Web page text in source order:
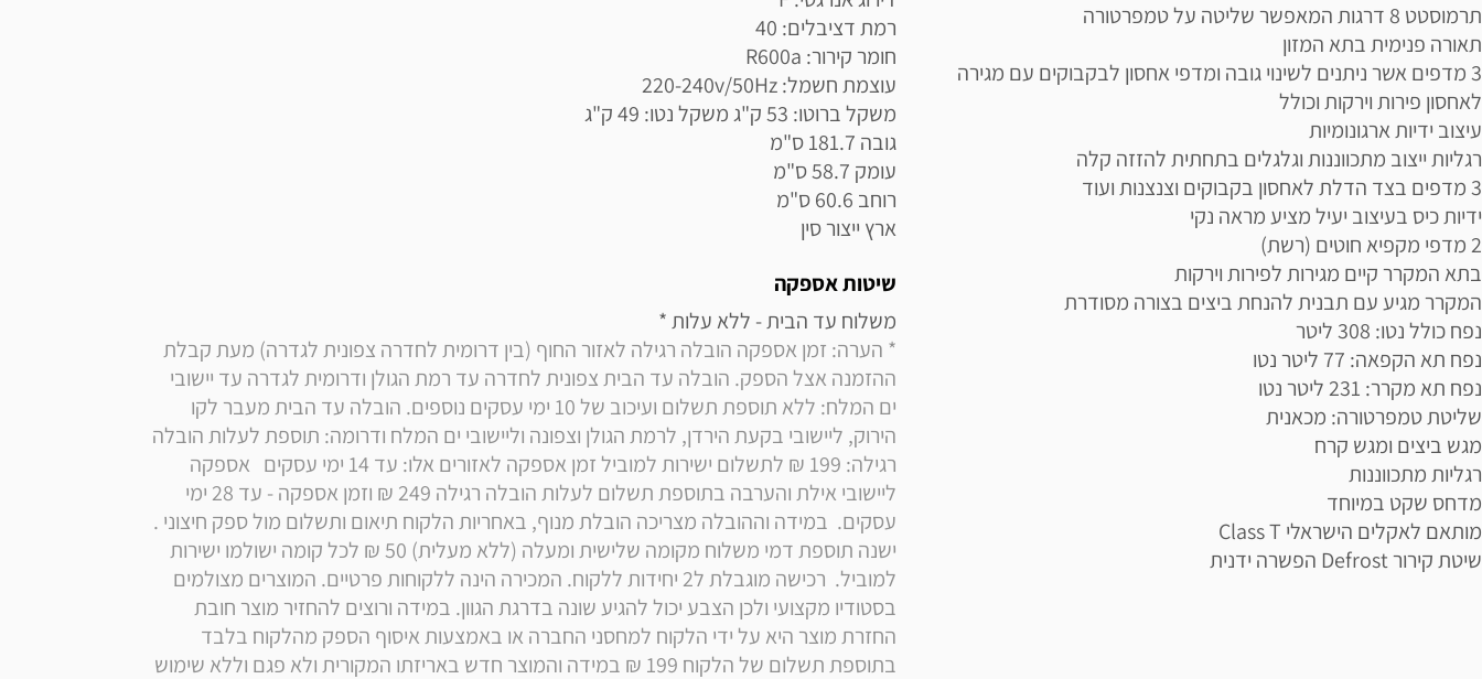
תרמוסטט 8 דרגות המאפשר שליטה על טמפרטורה
תאורה פנימית בתא המזון
3 מדפים אשר ניתנים לשינוי גובה ומדפי אחסון לבקבוקים עם מגירה
לאחסון פירות וירקות וכולל
עיצוב ידיות ארגונומיות
רגליות ייצוב מתכווננות וגלגלים בתחתית להזזה קלה
3 מדפים בצד הדלת לאחסון בקבוקים וצנצנות ועוד
ידיות כיס בעיצוב יעיל מציע מראה נקי
2 מדפי מקפיא חוטים (רשת)
בתא המקרר קיים מגירות לפירות וירקות
המקרר מגיע עם תבנית להנחת ביצים בצורה מסודרת
נפח כולל נטו: 308 ליטר
נפח תא הקפאה: 77 ליטר נטו
נפח תא מקרר: 231 ליטר נטו
שליטת טמפרטורה: מכאנית
מגש ביצים ומגש קרח
רגליות מתכווננות
מדחס שקט במיוחד
מותאם לאקלים הישראלי Class T
שיטת קירור Defrost הפשרה ידנית
ארץ ייצור סין
שיטות אספקה
משלוח עד הבית - ללא עלות *
בתוספת תשלום של הלקוח 199 ₪ במידה והמוצר חדש באריזתו המקורית ולא פגם וללא שימוש